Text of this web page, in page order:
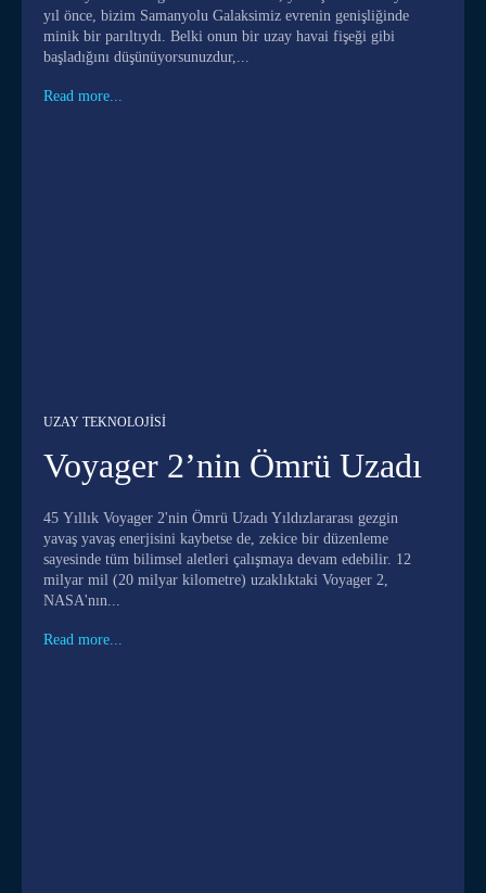
yıl önce, bizim Samanyolu Galaksimiz evrenin genişliğinde
minik bir parıltıydı. Belki onun bir uzay havai fişeği gibi
başladığını düşünüyorsunuzdur,...
Read more...
UZAY TEKNOLOJISI
Voyager 2’nin Ömrü Uzadı
45 Yıllık Voyager 2'nin Ömrü Uzadı Yıldızlararası gezgin
yavaş yavaş enerjisini kaybetse de, zekice bir düzenleme
sayesinde tüm bilimsel aletleri çalışmaya devam edebilir. 12
milyar mil (20 milyar kilometre) uzaklıktaki Voyager 2,
NASA'nın...
Read more...